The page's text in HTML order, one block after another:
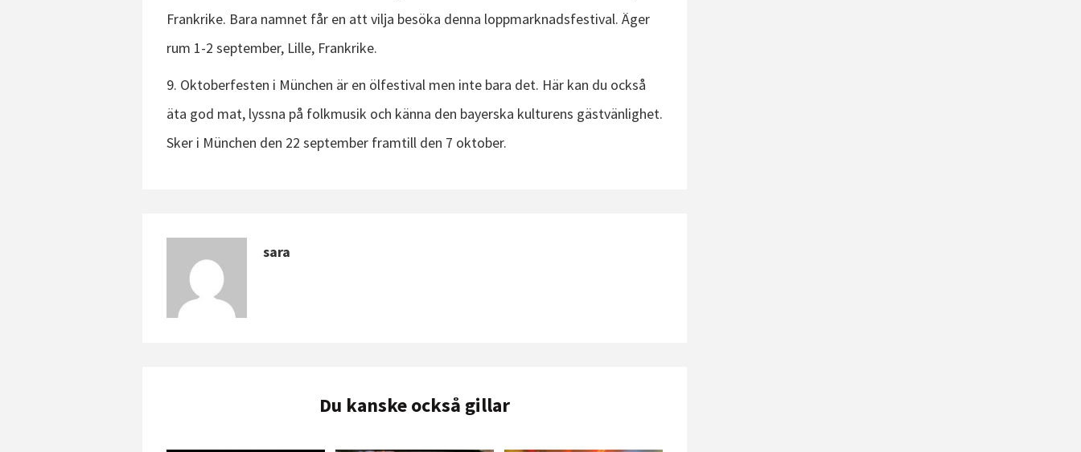
Frankrike. Bara namnet får en att vilja besöka denna loppmarknadsfestival. Äger
rum 1-2 september, Lille, Frankrike.
9. Oktoberfesten i München är en ölfestival men inte bara det. Här kan du också
äta god mat, lyssna på folkmusik och känna den bayerska kulturens gästvänlighet.
Sker i München den 22 september framtill den 7 oktober.
sara
Du kanske också gillar